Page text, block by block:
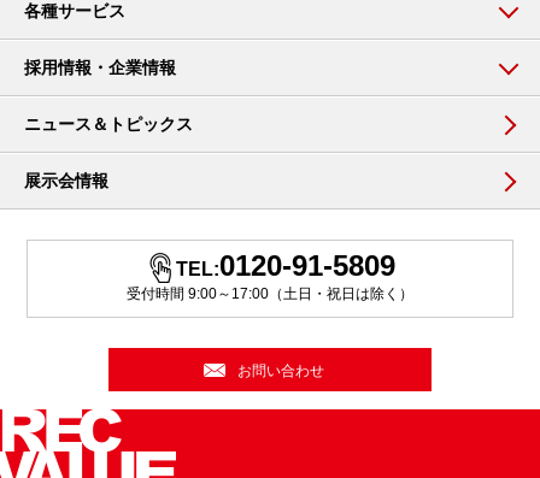
各種サービス
採用情報・企業情報
ニュース＆トピックス
展示会情報
TEL:0120-91-5809
受付時間 9:00～17:00（土日・祝日は除く）
お問い合わせ